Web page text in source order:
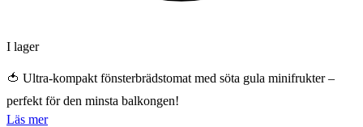
I lager
🍅 Ultra-kompakt fönsterbrädstomat med söta gula minifrukter –
perfekt för den minsta balkongen!
Läs mer